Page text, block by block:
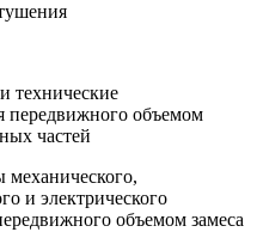
технические
передвижного объемом
частей
механического,
и электрического
объемом замеса